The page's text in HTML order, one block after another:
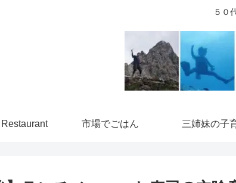
５０
市場でごはん 三姉妹の子